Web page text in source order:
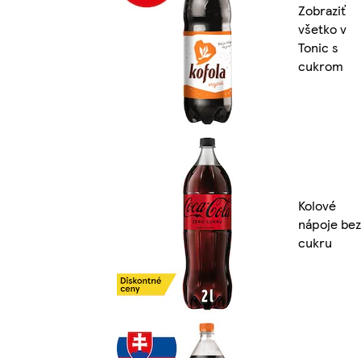
Zobraziť
všetko v
Tonic s
cukrom
Kolové
nápoje bez
cukru